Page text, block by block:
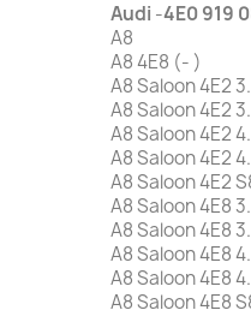
Audi -4E0 919
A8
A8 4E8 (- )
A8 Saloon 4E2
A8 Saloon 4E2
A8 Saloon 4E2
A8 Saloon 4E2
A8 Saloon 4E2
A8 Saloon 4E8
A8 Saloon 4E8
A8 Saloon 4E8
A8 Saloon 4E8
A8 Saloon 4E8